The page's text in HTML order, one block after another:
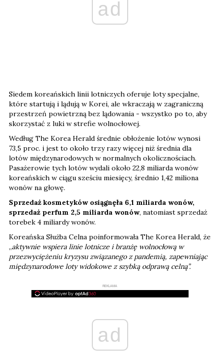
ad
Siedem koreańskich linii lotniczych oferuje loty specjalne,
które startują i lądują w Korei, ale wkraczają w zagraniczną
przestrzeń powietrzną bez lądowania - wszystko po to, aby
skorzystać z luki w strefie wolnocłowej.
Według The Korea Herald średnie obłożenie lotów wynosi
73,5 proc. i jest to około trzy razy więcej niż średnia dla
lotów międzynarodowych w normalnych okolicznościach.
Pasażerowie tych lotów wydali około 22,8 miliarda wonów
koreańskich w ciągu sześciu miesięcy, średnio 1,42 miliona
wonów na głowę.
Sprzedaż kosmetyków osiągnęła 6,1 miliarda wonów,
sprzedaż perfum 2,5 miliarda wonów, natomiast sprzedaż
torebek 4 miliardy wonów.
Koreańska Służba Celna poinformowała The Korea Herald, że
„aktywnie wspiera linie lotnicze i branżę wolnocłową w
przezwyciężeniu kryzysu związanego z pandemią, zapewniając
międzynarodowe loty widokowe z szybką odprawą celną”.
REKLAMA
ad